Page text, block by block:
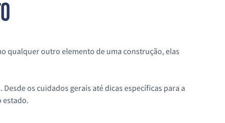
qualquer outro elemento de uma construção, elas
os cuidados gerais até dicas específicas para a
estado.